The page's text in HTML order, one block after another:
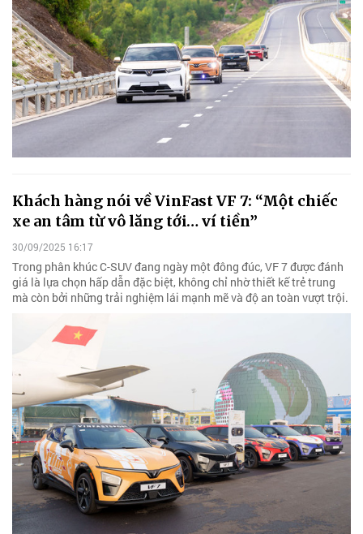
Khách hàng nói về VinFast VF 7: “Một chiếc
xe an tâm từ vô lăng tới… ví tiền”
30/09/2025 16:17
Trong phân khúc C-SUV đang ngày một đông đúc, VF 7 được đánh
giá là lựa chọn hấp dẫn đặc biệt, không chỉ nhờ thiết kế trẻ trung
mà còn bởi những trải nghiệm lái mạnh mẽ và độ an toàn vượt trội.